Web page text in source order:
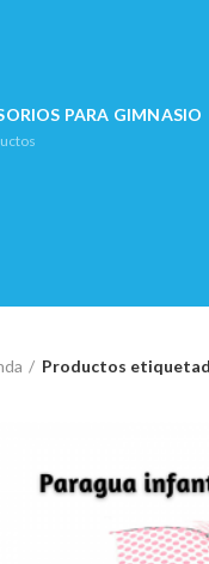
PARA GIMNASIO
Productos